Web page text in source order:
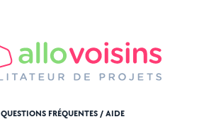
QUESTIONS FRÉQUENTES / AIDE